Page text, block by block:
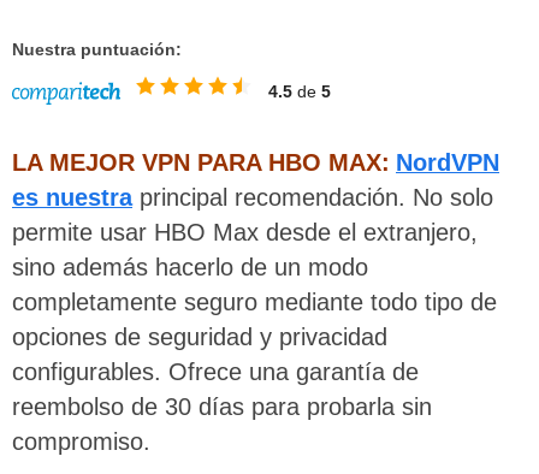
Nuestra puntuación:
4.5 de 5
LA MEJOR VPN PARA HBO MAX: NordVPN
es nuestraprincipal recomendación. No solo
permite usar HBO Max desde el extranjero,
sino además hacerlo de un modo
completamente seguro mediante todo tipo de
opciones de seguridad y privacidad
configurables. Ofrece una garantía de
reembolso de 30 días para probarla sin
compromiso.